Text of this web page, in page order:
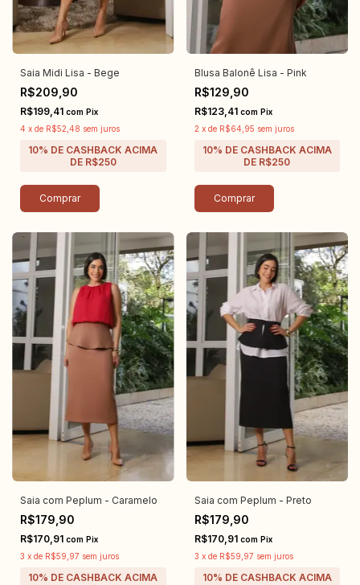
Saia Midi Lisa - Bege
R$209,90
R$199,41 com Pix
4 x de R$52,48 sem juros
Comprar
Blusa Balonê Lisa - Pink
R$129,90
R$123,41 com Pix
2 x de R$64,95 sem juros
Comprar
Saia com Peplum - Caramelo
R$179,90
R$170,91 com Pix
3 x de R$59,97 sem juros
Saia com Peplum - Preto
R$179,90
R$170,91 com Pix
3 x de R$59,97 sem juros